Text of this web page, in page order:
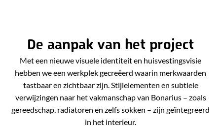
De aanpak van het project
Met een nieuwe visuele identiteit en huisvestingsvisie
hebben we een werkplek gecreëerd waarin merkwaarden
tastbaar en zichtbaar zijn. Stijlelementen en subtiele
verwijzingen naar het vakmanschap van Bonarius – zoals
gereedschap, radiatoren en zelfs sokken – zijn geïntegreerd
in het interieur.